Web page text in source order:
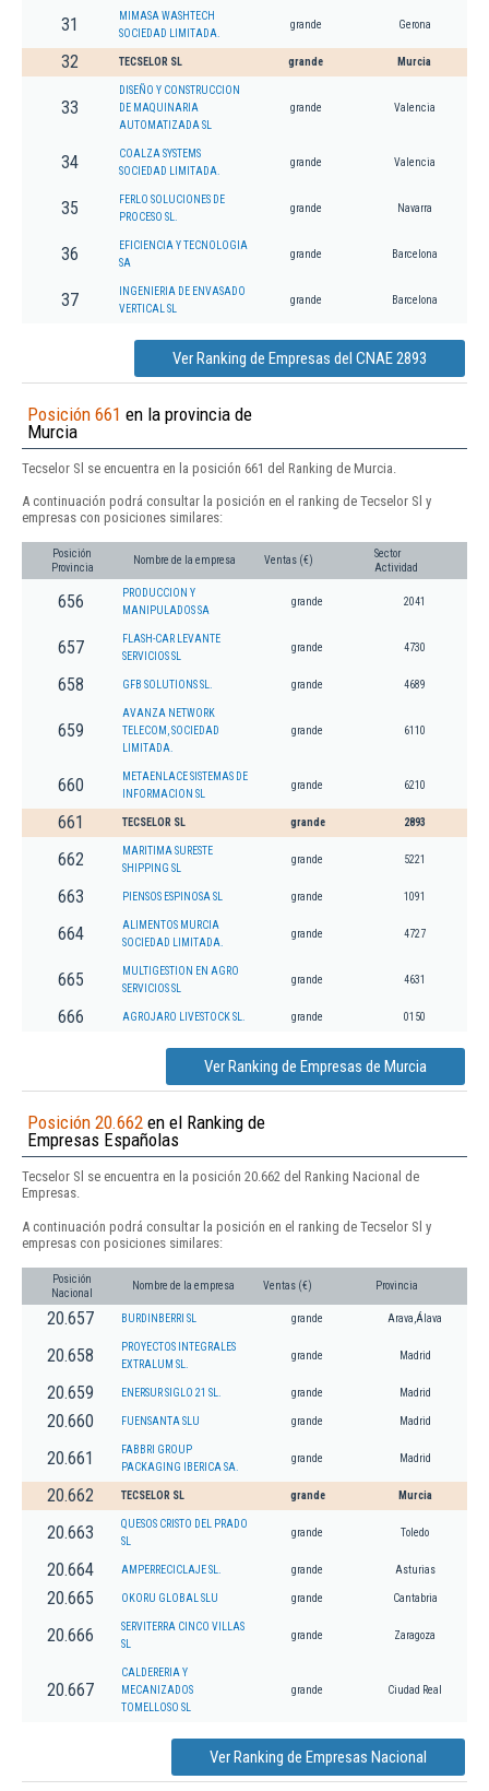
31
MIMASA WASHTECH
SOCIEDAD LIMITADA.
grande Gerona
32 TECSELOR SL grande Murcia
33
DISEÑO Y CONSTRUCCION
DE MAQUINARIA
AUTOMATIZADA SL
grande Valencia
34
COALZA SYSTEMS
SOCIEDAD LIMITADA.
grande Valencia
35
FERLO SOLUCIONES DE
PROCESO SL.
grande Navarra
36
EFICIENCIA Y TECNOLOGIA
SA
grande Barcelona
37
INGENIERIA DE ENVASADO
VERTICAL SL
grande Barcelona
Ver Ranking de Empresas del CNAE 2893
Posición 661 en la provincia de
Murcia
Tecselor Sl se encuentra en la posición 661 del Ranking de Murcia.
A continuación podrá consultar la posición en el ranking de Tecselor Sl y
empresas con posiciones similares:
Posición
Provincia
Nombre de la empresa Ventas (€)
Sector
Actividad
656
PRODUCCION Y
MANIPULADOS SA
grande 2041
657
FLASH-CAR LEVANTE
SERVICIOS SL
grande 4730
658 GFB SOLUTIONS SL. grande 4689
659
AVANZA NETWORK
TELECOM, SOCIEDAD
LIMITADA.
grande 6110
660
METAENLACE SISTEMAS DE
INFORMACION SL
grande 6210
661 TECSELOR SL grande 2893
662
MARITIMA SURESTE
SHIPPING SL
grande 5221
663 PIENSOS ESPINOSA SL grande 1091
664
ALIMENTOS MURCIA
SOCIEDAD LIMITADA.
grande 4727
665
MULTIGESTION EN AGRO
SERVICIOS SL
grande 4631
666 AGROJARO LIVESTOCK SL. grande 0150
Ver Ranking de Empresas de Murcia
Posición 20.662 en el Ranking de
Empresas Españolas
Tecselor Sl se encuentra en la posición 20.662 del Ranking Nacional de
Empresas.
A continuación podrá consultar la posición en el ranking de Tecselor Sl y
empresas con posiciones similares:
Posición
Nacional
Nombre de la empresa Ventas (€) Provincia
20.657 BURDINBERRI SL grande Arava,Álava
20.658
PROYECTOS INTEGRALES
EXTRALUM SL.
grande Madrid
20.659 ENERSUR SIGLO 21 SL. grande Madrid
20.660 FUENSANTA SLU grande Madrid
20.661
FABBRI GROUP
PACKAGING IBERICA SA.
grande Madrid
20.662 TECSELOR SL grande Murcia
20.663
QUESOS CRISTO DEL PRADO
SL
grande Toledo
20.664 AMPERRECICLAJE SL. grande Asturias
20.665 OKORU GLOBAL SLU grande Cantabria
20.666
SERVITERRA CINCO VILLAS
SL
grande Zaragoza
20.667
CALDERERIA Y
MECANIZADOS
TOMELLOSO SL
grande Ciudad Real
Ver Ranking de Empresas Nacional